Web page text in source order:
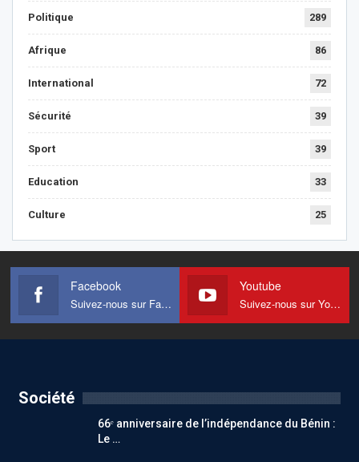
Politique 289
Afrique 86
International 72
Sécurité 39
Sport 39
Education 33
Culture 25
Facebook
Suivez-nous sur Facebook
Youtube
Suivez-nous sur Youtube
Société
66ᵉ anniversaire de l’indépendance du Bénin :
Le …